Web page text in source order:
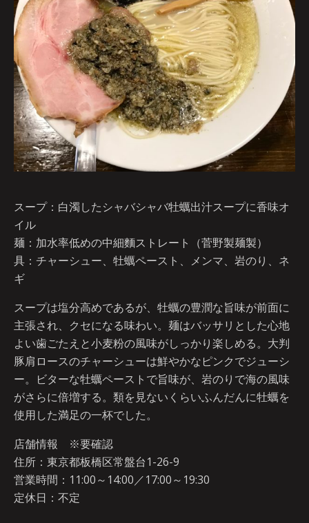
スープ：白濁したシャバシャバ牡蠣出汁スープに香味オ
イル
麺：加水率低めの中細麵ストレート（菅野製麺製）
具：チャーシュー、牡蠣ペースト、メンマ、岩のり、ネ
ギ
スープは塩分高めであるが、牡蠣の豊潤な旨味が前面に
主張され、クセになる味わい。麺はバッサリとした心地
よい歯ごたえと小麦粉の風味がしっかり楽しめる。大判
豚肩ロースのチャーシューは鮮やかなピンクでジューシ
ー。ビターな牡蠣ペーストで旨味が、岩のりで海の風味
がさらに倍増する。類を見ないくらいふんだんに牡蠣を
使用した満足の一杯でした。
店舗情報 ※要確認
住所：東京都板橋区常盤台1-26-9
営業時間：11:00～14:00／17:00～19:30
定休日：不定